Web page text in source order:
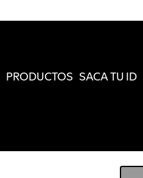
PRODUCTOS SACA TU ID